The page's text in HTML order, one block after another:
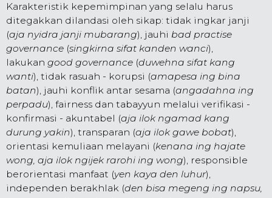
Karakteristik kepemimpinan yang selalu harus
ditegakkan dilandasi oleh sikap: tidak ingkar janji
(aja nyidra janji mubarang), jauhi bad practise
governance (singkirna sifat kanden wanci),
lakukan good governance (duwehna sifat kang
wanti), tidak rasuah - korupsi (amapesa ing bina
batan), jauhi konflik antar sesama (angadahna ing
perpadu), fairness dan tabayyun melalui verifikasi -
konfirmasi - akuntabel (aja ilok ngamad kang
durung yakin), transparan (aja ilok gawe bobat),
orientasi kemuliaan melayani (kenana ing hajate
wong, aja ilok ngijek rarohi ing wong), responsible
berorientasi manfaat (yen kaya den luhur),
independen berakhlak (den bisa megeng ing napsu,